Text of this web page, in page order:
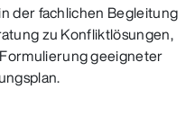
der fachlichen Begleitung
zu Konfliktlösungen,
geeigneter